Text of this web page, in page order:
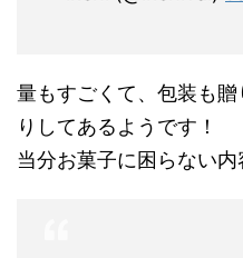
量もすごくて、包装も
りしてあるようです！
当分お菓子に困らない